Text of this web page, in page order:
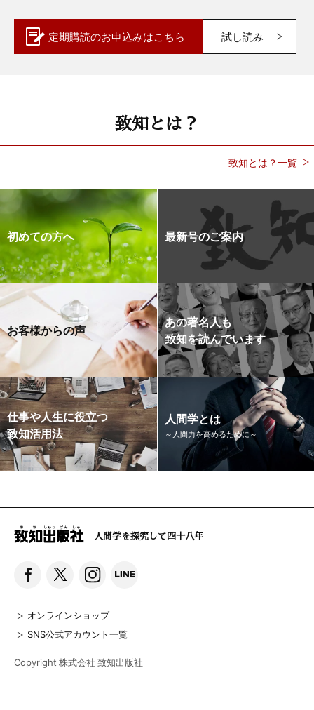
定期購読のお申込みはこちら 試し読み
致知とは？
致知とは？一覧
初めての方へ 最新号のご案内
お客様からの声
あの著名人も
致知を読んでいます
仕事や人生に役立つ
致知活用法
人間学とは
～人間力を高めるために～
人間学を探究して四十八年
オンラインショップ
SNS公式アカウント一覧
Copyright 株式会社 致知出版社